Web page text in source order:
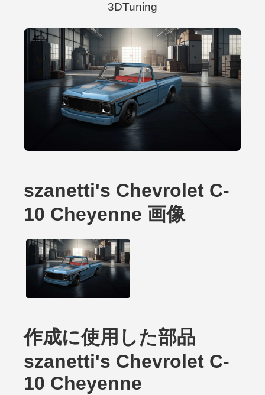
3DTuning
szanetti's Chevrolet C-
10 Cheyenne 画像
作成に使用した部品
szanetti's Chevrolet C-
10 Cheyenne